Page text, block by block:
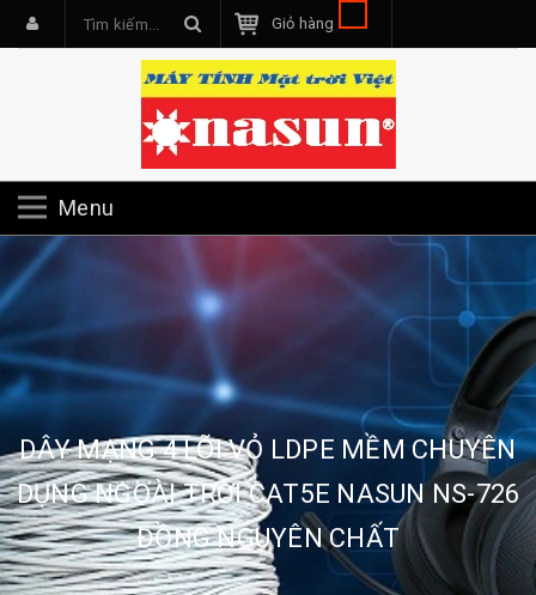
Giỏ hàng
Menu
DÂY MẠNG 4 LÕI VỎ LDPE MỀM CHUYÊN
DỤNG NGOÀI TRỜI CAT5E NASUN NS-726
ĐỒNG NGUYÊN CHẤT